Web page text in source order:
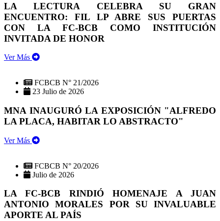
LA LECTURA CELEBRA SU GRAN
ENCUENTRO: FIL LP ABRE SUS PUERTAS
CON LA FC-BCB COMO INSTITUCIÓN
INVITADA DE HONOR
Ver Más
FCBCB N° 21/2026
23 Julio de 2026
MNA INAUGURÓ LA EXPOSICIÓN "ALFREDO
LA PLACA, HABITAR LO ABSTRACTO"
Ver Más
FCBCB N° 20/2026
Julio de 2026
LA FC-BCB RINDIÓ HOMENAJE A JUAN
ANTONIO MORALES POR SU INVALUABLE
APORTE AL PAÍS